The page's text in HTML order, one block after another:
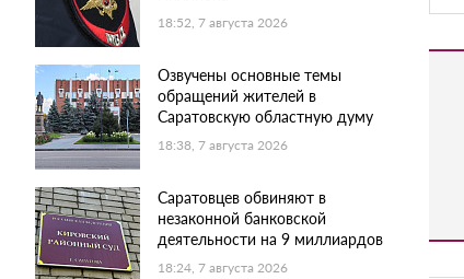
18:52, 7 августа 2026
Озвучены основные темы
обращений жителей в
Саратовскую областную думу
18:38, 7 августа 2026
Саратовцев обвиняют в
незаконной банковской
деятельности на 9 миллиардов
18:24, 7 августа 2026